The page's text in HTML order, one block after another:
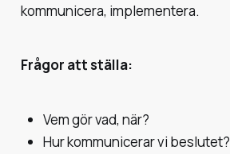
kommunicera, implementera.
Frågor att ställa:
Vem gör vad, när?
Hur kommunicerar vi beslutet?